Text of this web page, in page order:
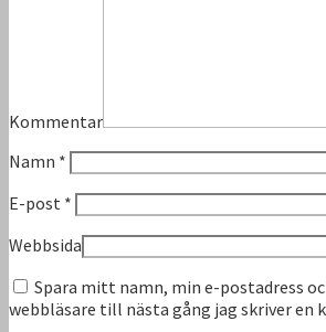
Kommentar
Namn *
E-post *
Webbsida
Spara mitt namn, min e-postadress
webbläsare till nästa gång jag skriver en